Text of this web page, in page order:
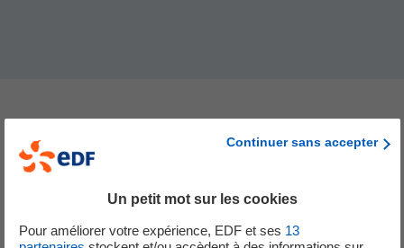
C'est au programme ?
Cycle 3
Continuer sans accepter
Un petit mot sur les cookies
Pour améliorer votre expérience, EDF et ses 13